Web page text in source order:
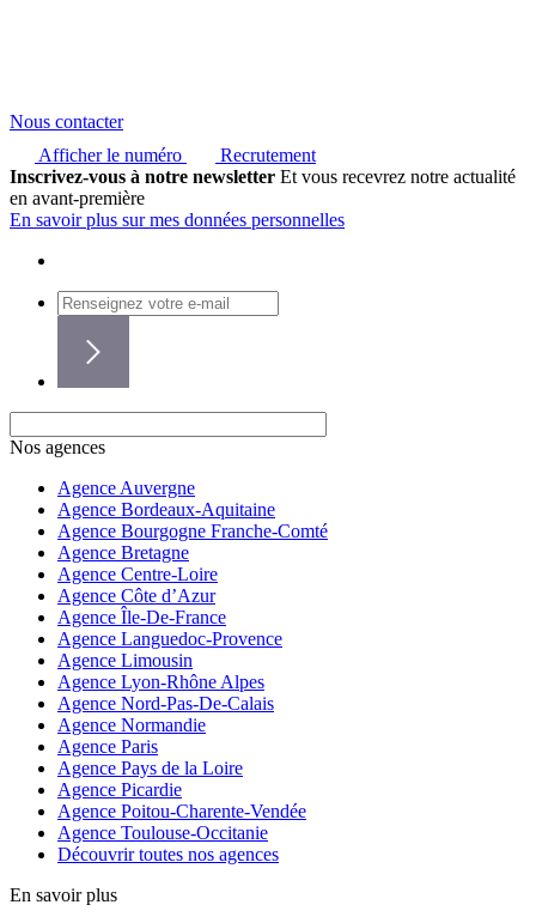
Nous contacter
Afficher le numéro
Recrutement
Inscrivez-vous à notre newsletter Et vous recevrez notre actualité
en avant-première
En savoir plus sur mes données personnelles
Nos agences
Agence Auvergne
Agence Bordeaux-Aquitaine
Agence Bourgogne Franche-Comté
Agence Bretagne
Agence Centre-Loire
Agence Côte d’Azur
Agence Île-De-France
Agence Languedoc-Provence
Agence Limousin
Agence Lyon-Rhône Alpes
Agence Nord-Pas-De-Calais
Agence Normandie
Agence Paris
Agence Pays de la Loire
Agence Picardie
Agence Poitou-Charente-Vendée
Agence Toulouse-Occitanie
Découvrir toutes nos agences
En savoir plus